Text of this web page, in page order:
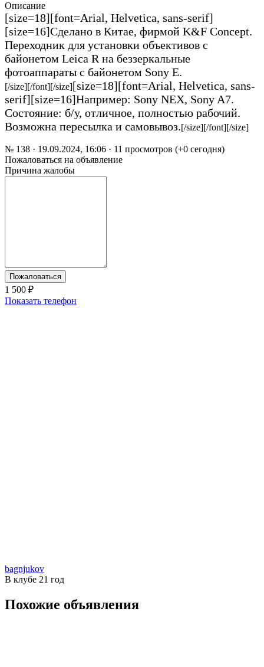
Описание
[size=18][font=Arial, Helvetica, sans-serif]
[size=16]Сделано в Китае, фирмой K&F Concept.
Переходник для установки объективов с
байонетом Leica R на беззеркальные
фотоаппараты с байонетом Sony E.
[/size][/font][/size][size=18][font=Arial, Helvetica, sans-
serif][size=16]Например: Sony NEX, Sony A7.
Состояние: б/у, отличное, полностью рабочий.
Возможна пересылка и самовывоз.[/size][/font][/size]
№ 138 · 19.09.2024, 16:06 · 11 просмотров (+0 сегодня)
Пожаловаться на объявление
Причина жалобы
Пожаловаться
1 500 ₽
Показать телефон
bagnjukov
В клубе 21 год
Похожие объявления